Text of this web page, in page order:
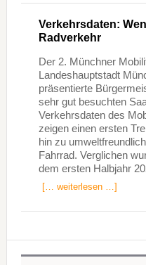
Verkehrsdaten:
Radverkehr
Der 2. Münchner
Landeshauptstadt
präsentierte
sehr gut besuchten
Verkehrsdaten des
zeigen einen ersten
hin zu
Fahrrad. Verglichen
dem ersten Halbjahr
[… weiterlesen …]